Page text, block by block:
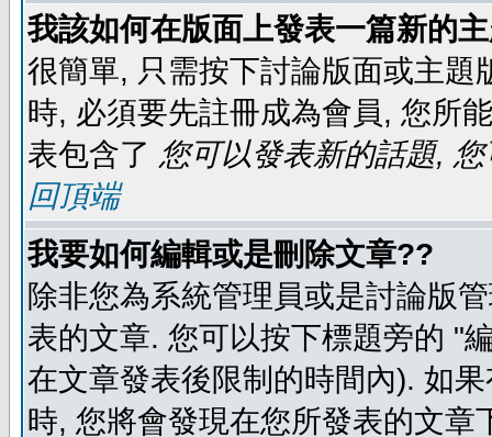
我該如何在版面上發表一篇新的
很簡單, 只需按下討論版面或主
時, 必須要先註冊成為會員, 您所
表包含了 您可以發表新的話題,
回頂端
我要如何編輯或是刪除文章??
除非您為系統管理員或是討論版
表的文章. 您可以按下標題旁的 "
在文章發表後限制的時間內). 如
時, 您將會發現在您所發表的文